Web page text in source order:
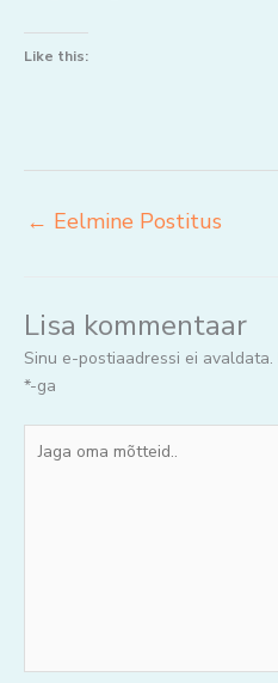
Like this:
← Eelmine Postitus
Lisa kommentaar
Sinu e-postiaadressi ei avaldata.
*-ga
oma